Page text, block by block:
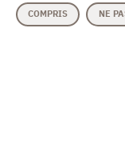
COMPRIS NE